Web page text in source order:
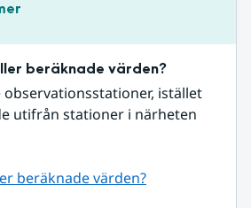
beräknade värden?
istället
utifrån stationer i närheten
beräknade värden?